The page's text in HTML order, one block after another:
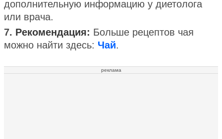
дополнительную информацию у диетолога
или врача.
7. Рекомендация: Больше рецептов чая
можно найти здесь: Чай.
реклама